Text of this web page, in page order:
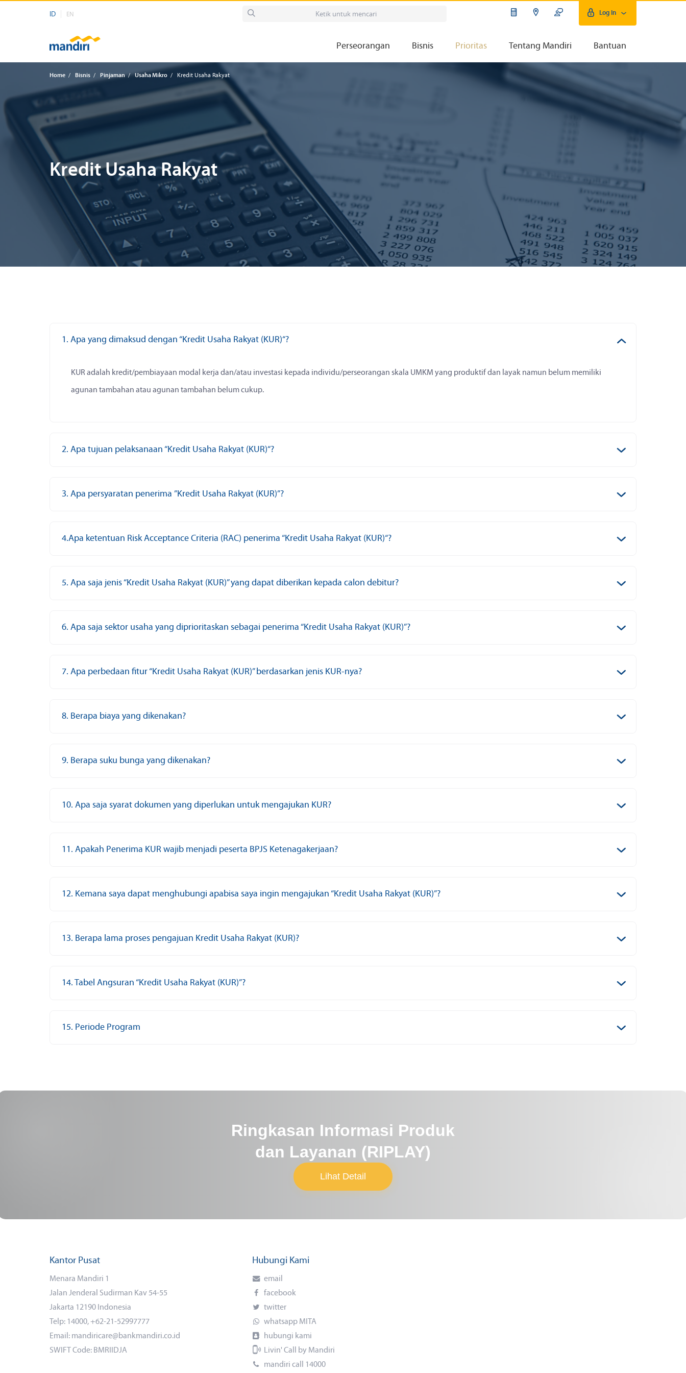
ID EN Log In
Perseorangan Bisnis Prioritas Tentang Mandiri Bantuan
Home / Bisnis / Pinjaman/Usaha Mikro / Kredit Usaha Rakyat
Kredit Usaha Rakyat
1. Apa yang dimaksud dengan “Kredit Usaha Rakyat (KUR)“?
KUR adalah kredit/pembiayaan modal kerja dan/atau investasi kepada individu/perseorangan skala UMKM yang produktif dan layak namun belum memiliki
agunan tambahan atau agunan tambahan belum cukup.
2. Apa tujuan pelaksanaan “Kredit Usaha Rakyat (KUR)“?
3. Apa persyaratan penerima ”Kredit Usaha Rakyat (KUR)”?
4.Apa ketentuan Risk Acceptance Criteria (RAC) penerima “Kredit Usaha Rakyat (KUR)“?
5. Apa saja jenis “Kredit Usaha Rakyat (KUR)” yang dapat diberikan kepada calon debitur?
6. Apa saja sektor usaha yang diprioritaskan sebagai penerima “Kredit Usaha Rakyat (KUR)”?
7. Apa perbedaan fitur “Kredit Usaha Rakyat (KUR)” berdasarkan jenis KUR-nya?
8. Berapa biaya yang dikenakan?
9. Berapa suku bunga yang dikenakan?
10. Apa saja syarat dokumen yang diperlukan untuk mengajukan KUR?
11. Apakah Penerima KUR wajib menjadi peserta BPJS Ketenagakerjaan?
12. Kemana saya dapat menghubungi apabisa saya ingin mengajukan “Kredit Usaha Rakyat (KUR)”?
13. Berapa lama proses pengajuan Kredit Usaha Rakyat (KUR)?
14. Tabel Angsuran “Kredit Usaha Rakyat (KUR)”?
15. Periode Program
Ringkasan Informasi Produk
dan Layanan (RIPLAY)
Lihat Detail
Kantor Pusat
Menara Mandiri 1
Jalan Jenderal Sudirman Kav 54-55
Jakarta 12190 Indonesia
Telp: 14000, +62-21-52997777
Email: mandiricare@bankmandiri.co.id
SWIFT Code: BMRIIDJA
Hubungi Kami
email
facebook
twitter
whatsapp MITA
hubungi kami
Livin' Call by Mandiri
mandiri call 14000